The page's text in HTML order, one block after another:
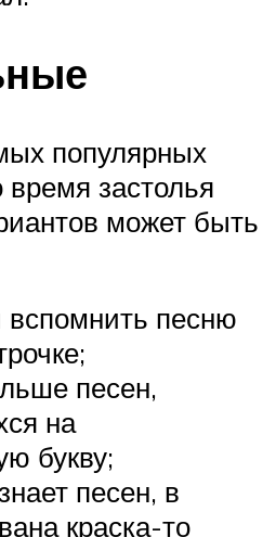
популярных
застолья
может быть
вспомнить песню
песен,
на
букву;
песен, в
краска-то